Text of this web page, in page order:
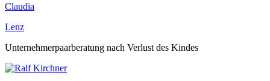
Claudia
Lenz
Unternehmerpaarberatung nach Verlust des Kindes